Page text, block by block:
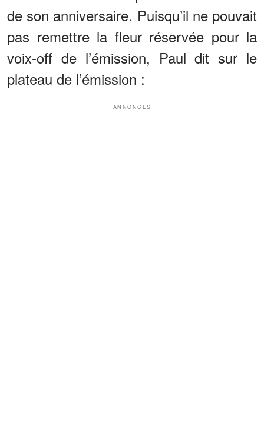
de son anniversaire. Puisqu’il ne pouvait
pas remettre la fleur réservée pour la
voix-off de l’émission, Paul dit sur le
plateau de l’émission :
ANNONCES